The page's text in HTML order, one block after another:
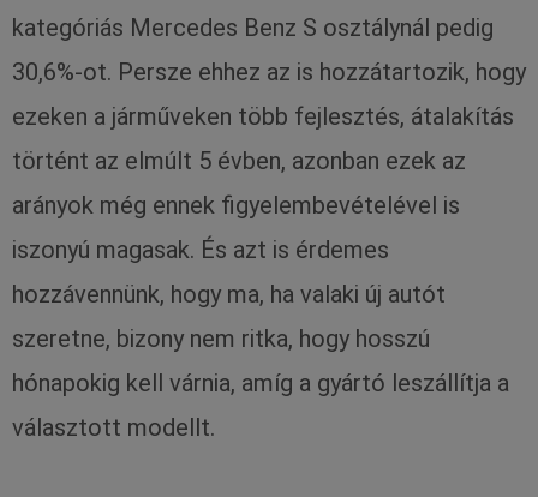
kategóriás Mercedes Benz S osztálynál pedig
30,6%-ot. Persze ehhez az is hozzátartozik, hogy
ezeken a járműveken több fejlesztés, átalakítás
történt az elmúlt 5 évben, azonban ezek az
arányok még ennek figyelembevételével is
iszonyú magasak. És azt is érdemes
hozzávennünk, hogy ma, ha valaki új autót
szeretne, bizony nem ritka, hogy hosszú
hónapokig kell várnia, amíg a gyártó leszállítja a
választott modellt.